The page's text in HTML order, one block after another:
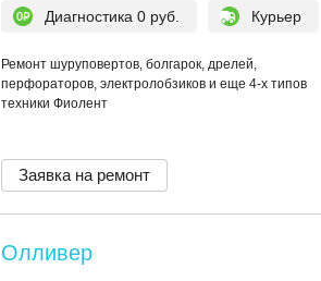
Диагностика 0 руб. Курьер
Ремонт шуруповертов, болгарок, дрелей,
перфораторов, электролобзиков и еще 4-х типов
техники Фиолент
Заявка на ремонт
Олливер